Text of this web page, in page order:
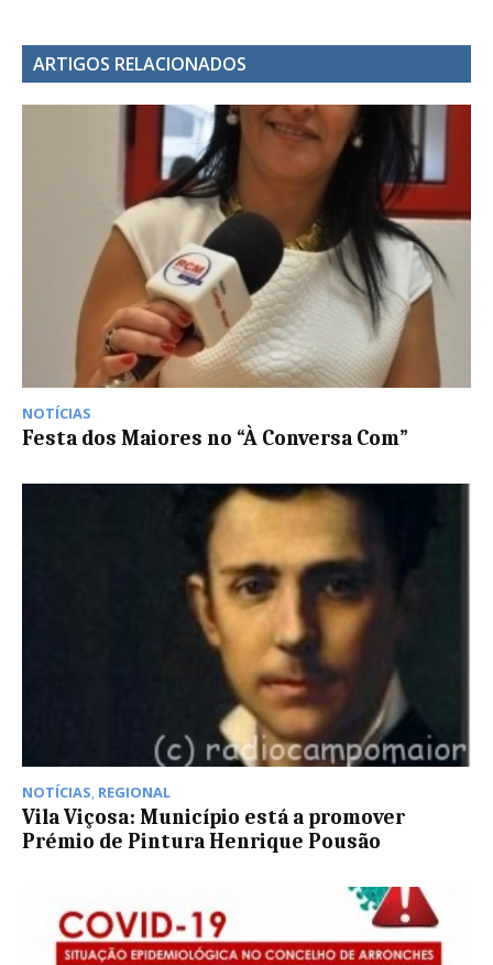
ARTIGOS RELACIONADOS
NOTÍCIAS
Festa dos Maiores no “À Conversa Com”
NOTÍCIAS, REGIONAL
Vila Viçosa: Município está a promover
Prémio de Pintura Henrique Pousão